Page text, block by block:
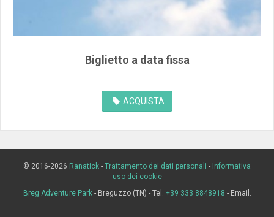
Biglietto a data fissa
ACQUISTA
© 2016-2026 Ranatick - Trattamento dei dati personali - Informativa
uso dei cookie
Breg Adventure Park- Breguzzo (TN) - Tel. +39 333 8848918 - Email.